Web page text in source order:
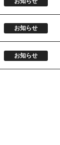
お知らせ
お知らせ